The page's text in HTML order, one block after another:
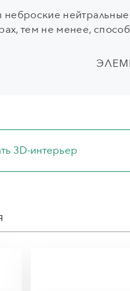
неброские
тем не менее,
3D-интерьер